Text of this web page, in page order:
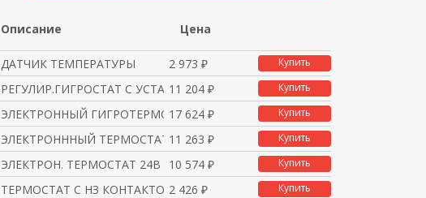
Описание Цена
ДАТЧИК ТЕМПЕРАТУРЫ 2 973 ₽ Купить
РЕГУЛИР.ГИГРОСТАТ С УСТАВ.35-9
11 204 ₽ Купить
ЭЛЕКТРОННЫЙ ГИГРОТЕРМОСТАТ 230
17 624 ₽ Купить
ЭЛЕКТРОНННЫЙ ТЕРМОСТАТ 230В
11 263 ₽ Купить
ЭЛЕКТРОН. ТЕРМОСТАТ 24В C 2 КО
10 574 ₽ Купить
ТЕРМОСТАТ С НЗ КОНТАКТОМ2 426 ₽ Купить